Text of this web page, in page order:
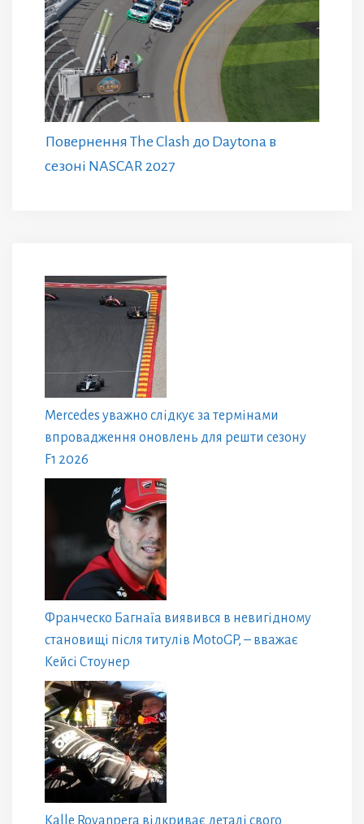
Повернення The Clash до Daytona в
сезоні NASCAR 2027
Mercedes уважно слідкує за термінами
впровадження оновлень для решти сезону
F1 2026
Франческо Багнаїа виявився в невигідному
становищі після титулів MotoGP, – вважає
Кейсі Стоунер
Kalle Rovanpera відкриває деталі свого